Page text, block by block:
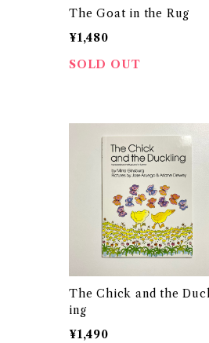
The Goat in the Rug
¥1,480
SOLD OUT
The Chick and the
ing
¥1,490